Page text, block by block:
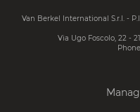
Van Berkel International S.r.l. -
Via Ugo Foscolo, 22 -